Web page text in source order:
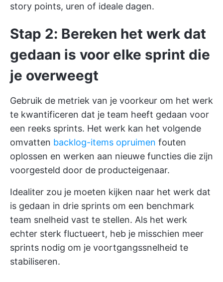
story points, uren of ideale dagen.
Stap 2: Bereken het werk dat
gedaan is voor elke sprint die
je overweegt
Gebruik de metriek van je voorkeur om het werk
te kwantificeren dat je team heeft gedaan voor
een reeks sprints. Het werk kan het volgende
omvatten backlog-items opruimen fouten
oplossen en werken aan nieuwe functies die zijn
voorgesteld door de producteigenaar.
Idealiter zou je moeten kijken naar het werk dat
is gedaan in drie sprints om een benchmark
team snelheid vast te stellen. Als het werk
echter sterk fluctueert, heb je misschien meer
sprints nodig om je voortgangssnelheid te
stabiliseren.